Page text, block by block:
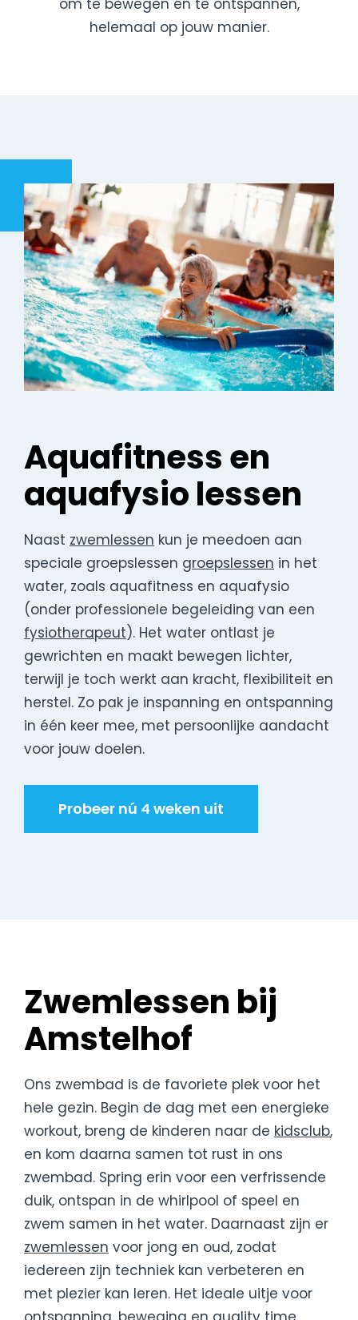
om te bewegen én te ontspannen,
helemaal op jouw manier.
Aquafitness en
aquafysio lessen
Naast zwemlessen kun je meedoen aan
speciale groepslessen groepslessen in het
water, zoals aquafitness en aquafysio
(onder professionele begeleiding van een
fysiotherapeut). Het water ontlast je
gewrichten en maakt bewegen lichter,
terwijl je toch werkt aan kracht, flexibiliteit en
herstel. Zo pak je inspanning en ontspanning
in één keer mee, met persoonlijke aandacht
voor jouw doelen.
Probeer nú 4 weken uit
Zwemlessen bij
Amstelhof
Ons zwembad is de favoriete plek voor het
hele gezin. Begin de dag met een energieke
workout, breng de kinderen naar de kidsclub,
en kom daarna samen tot rust in ons
zwembad. Spring erin voor een verfrissende
duik, ontspan in de whirlpool of speel en
zwem samen in het water. Daarnaast zijn er
zwemlessen voor jong en oud, zodat
iedereen zijn techniek kan verbeteren en
met plezier kan leren. Het ideale uitje voor